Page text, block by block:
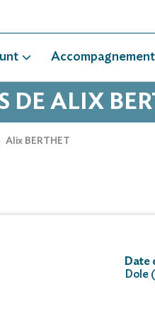
Accompagnement
DE ALIX
Alix BERTHET
Date
Dole